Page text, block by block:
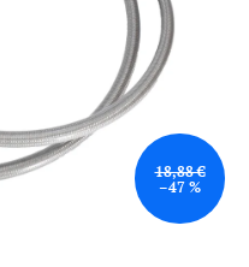
18,88 €
–47 %